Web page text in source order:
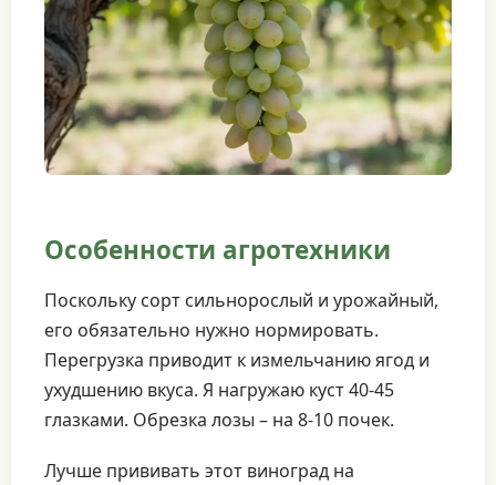
Особенности агротехники
Поскольку сорт сильнорослый и урожайный,
его обязательно нужно нормировать.
Перегрузка приводит к измельчанию ягод и
ухудшению вкуса. Я нагружаю куст 40-45
глазками. Обрезка лозы – на 8-10 почек.
Лучше прививать этот виноград на